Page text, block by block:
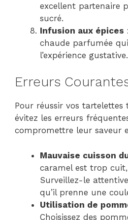
excellent partenaire
sucré.
Infusion aux épices
chaude parfumée
l’expérience gustative.
Erreurs
Pour réussir vos
évitez les erreurs
compromettre leur saveur
Mauvaise cuisson
caramel est trop
Surveillez-le
qu’il prenne une
Utilisation de
Choisissez des